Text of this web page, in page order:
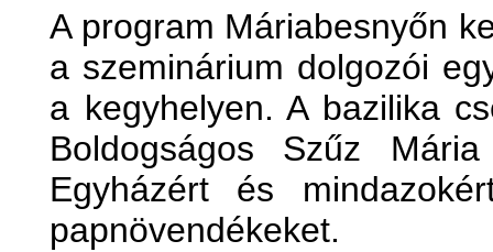
A program Máriabesnyőn
a szeminárium dolgozói
a kegyhelyen. A bazilika
Boldogságos Szűz
Egyházért és
papnövendékeket.